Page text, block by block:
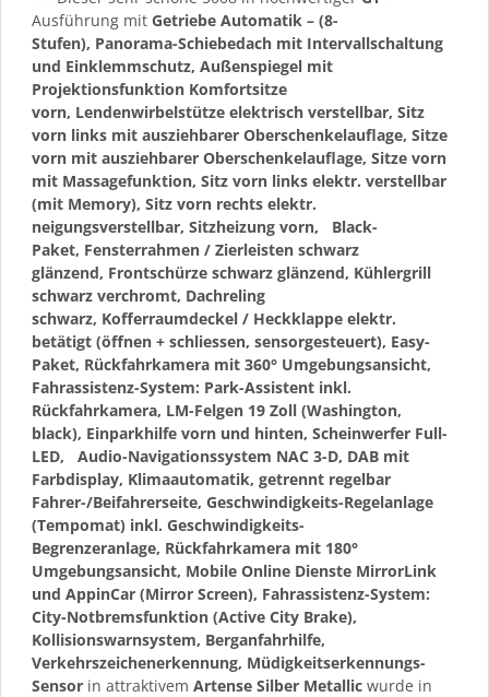
Ausführung mit Getriebe Automatik – (8-
Stufen), Panorama-Schiebedach mit Intervallschaltung
und Einklemmschutz, Außenspiegel mit
Projektionsfunktion Komfortsitze
vorn, Lendenwirbelstütze elektrisch verstellbar, Sitz
vorn links mit ausziehbarer Oberschenkelauflage, Sitze
vorn mit ausziehbarer Oberschenkelauflage, Sitze vorn
mit Massagefunktion, Sitz vorn links elektr. verstellbar
(mit Memory), Sitz vorn rechts elektr.
neigungsverstellbar, Sitzheizung vorn,
Black-
Paket, Fensterrahmen / Zierleisten schwarz
glänzend, Frontschürze schwarz glänzend, Kühlergrill
schwarz verchromt, Dachreling
schwarz, Kofferraumdeckel / Heckklappe elektr.
betätigt (öffnen + schliessen, sensorgesteuert), Easy-
Paket, Rückfahrkamera mit 360° Umgebungsansicht,
Fahrassistenz-System: Park-Assistent inkl.
Rückfahrkamera, LM-Felgen 19 Zoll (Washington,
black), Einparkhilfe vorn und hinten, Scheinwerfer Full-
LED,
Audio-Navigationssystem NAC 3-D, DAB mit
Farbdisplay, Klimaautomatik, getrennt regelbar
Fahrer-/Beifahrerseite, Geschwindigkeits-Regelanlage
(Tempomat) inkl. Geschwindigkeits-
Begrenzeranlage, Rückfahrkamera mit 180°
Umgebungsansicht, Mobile Online Dienste MirrorLink
und AppinCar (Mirror Screen), Fahrassistenz-System:
City-Notbremsfunktion (Active City Brake),
Kollisionswarnsystem, Berganfahrhilfe,
Verkehrszeichenerkennung, Müdigkeitserkennungs-
Sensor in attraktivem Artense Silber Metallic wurde in